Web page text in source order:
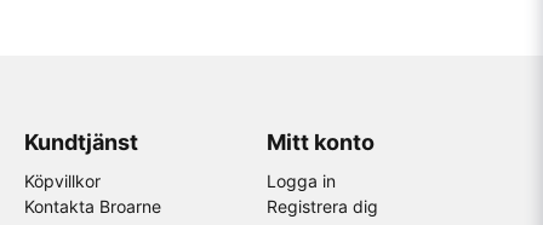
Kundtjänst
Köpvillkor
Kontakta Broarne
Mitt konto
Logga in
Registrera dig